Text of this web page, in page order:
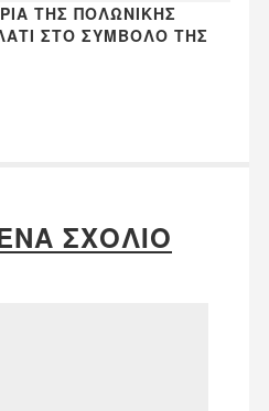
ΤΗΣ ΠΟΛΩΝΙΚΉΣ
ΣΤΟ ΣΎΜΒΟΛΟ ΤΗΣ
ΣΧΌΛΙΟ